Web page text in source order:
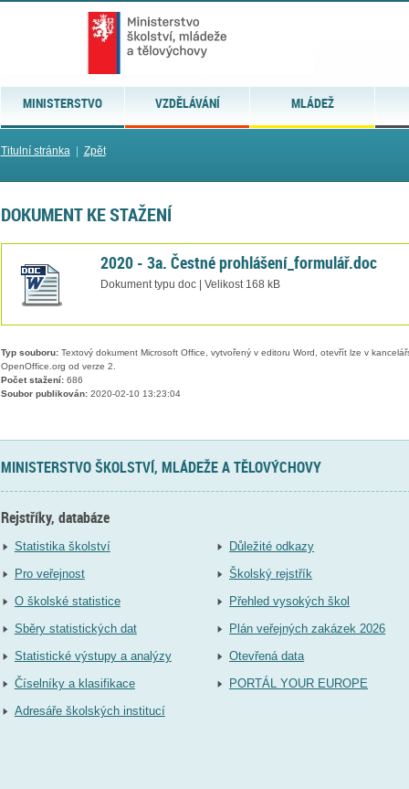
MINISTERSTVO VZDĚLÁVÁNÍ MLÁDEŽ
Titulní stránka| Zpět
DOKUMENT KE STAŽENÍ
2020 - 3a. Čestné prohlášení_formulář.doc
Dokument typu doc | Velikost 168 kB
Typ souboru:Textový dokument Microsoft Office, vytvořený v editoru Word, otevřít lze v
OpenOffice.org od verze 2.
Počet stažení:686
Soubor publikován:2020-02-10 13:23:04
MINISTERSTVO ŠKOLSTVÍ, MLÁDEŽE A TĚLOVÝCHOVY
Rejstříky, databáze
Statistika školství
Pro veřejnost
O školské statistice
Sběry statistických dat
Statistické výstupy a analýzy
Číselníky a klasifikace
Adresáře školských institucí
Důležité odkazy
Školský rejstřík
Přehled vysokých škol
Plán veřejných zakázek 2026
Otevřená data
PORTÁL YOUR EUROPE